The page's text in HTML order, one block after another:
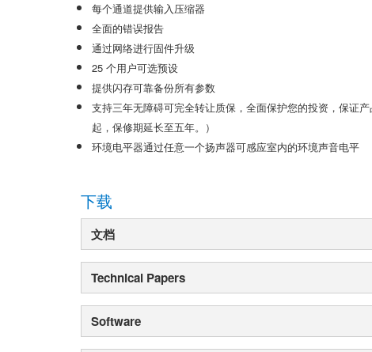
XLS 802
XLS 5000
XTi 4000
XTi 6000
XTi 2002A
XTi 4002A
停产型号
每个通道提供输入压缩器
全面的错误报告
通过网络进行固件升级
25 个用户可选预设
提供闪存可靠备份所有参数
支持三年无障碍可完全转让质保，全面保护您的投资，保证
起，保修期延长至五年。）
环境电平器通过任意一个扬声器可感应室内的环境声音电平
下载
文档
Technical Papers
Software